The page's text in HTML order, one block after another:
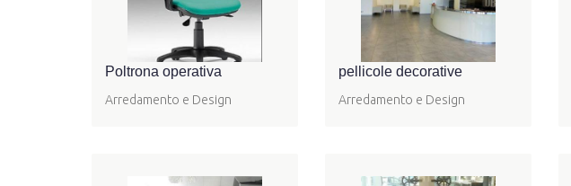
Poltrona operativa
Arredamento e Design
pellicole decorative
Arredamento e Design